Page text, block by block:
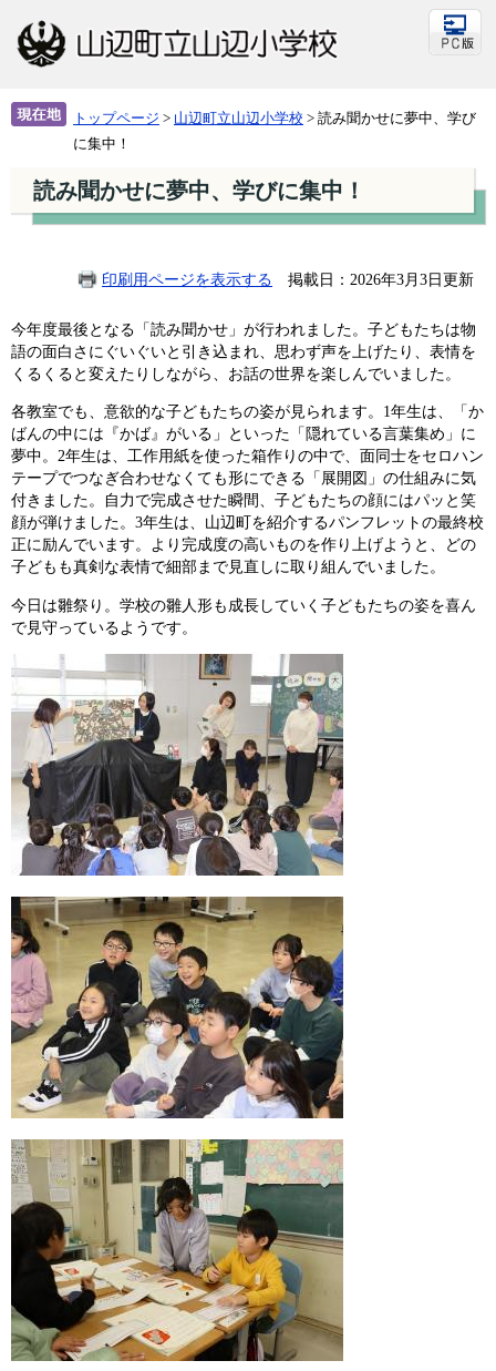
トップページ > 山辺町立山辺小学校 > 読み聞かせに夢中、学び
に集中！
読み聞かせに夢中、学びに集中！
印刷用ページを表示する 掲載日：2026年3月3日更新
今年度最後となる「読み聞かせ」が行われました。子どもたちは物
語の面白さにぐいぐいと引き込まれ、思わず声を上げたり、表情を
くるくると変えたりしながら、お話の世界を楽しんでいました。
各教室でも、意欲的な子どもたちの姿が見られます。1年生は、「か
ばんの中には『かば』がいる」といった「隠れている言葉集め」に
夢中。2年生は、工作用紙を使った箱作りの中で、面同士をセロハン
テープでつなぎ合わせなくても形にできる「展開図」の仕組みに気
付きました。自力で完成させた瞬間、子どもたちの顔にはパッと笑
顔が弾けました。3年生は、山辺町を紹介するパンフレットの最終校
正に励んでいます。より完成度の高いものを作り上げようと、どの
子どもも真剣な表情で細部まで見直しに取り組んでいました。
今日は雛祭り。学校の雛人形も成長していく子どもたちの姿を喜ん
で見守っているようです。